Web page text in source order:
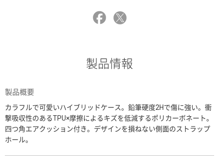
製品情報
製品概要
カラフルで可愛いハイブリッドケース。鉛筆硬度2Hで傷に強い。衝
撃吸収性のあるTPU×摩擦によるキズを低減するポリカーボネート。
四つ角エアクッション付き。デザインを損ねない側面のストラップ
ホール。